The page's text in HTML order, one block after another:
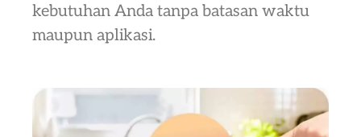
kebutuhan Anda tanpa batasan waktu
maupun aplikasi.